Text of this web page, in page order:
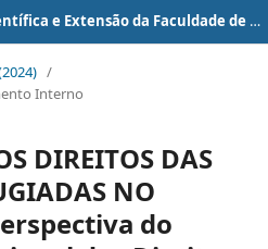
Revista de Iniciação Científica e Extensão da Faculdade de Direito de Franca
/
Interno
DIREITOS DAS
NO
do